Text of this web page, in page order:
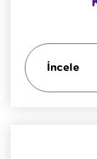
İncele